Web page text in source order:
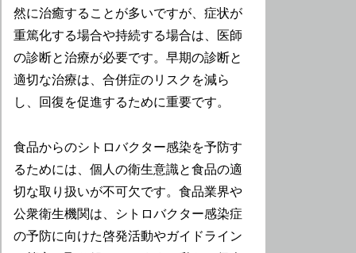
然に治癒することが多いですが、症状が
重篤化する場合や持続する場合は、医師
の診断と治療が必要です。早期の診断と
適切な治療は、合併症のリスクを減ら
し、回復を促進するために重要です。
食品からのシトロバクター感染を予防す
るためには、個人の衛生意識と食品の適
切な取り扱いが不可欠です。食品業界や
公衆衛生機関は、シトロバクター感染症
の予防に向けた啓発活動やガイドライン